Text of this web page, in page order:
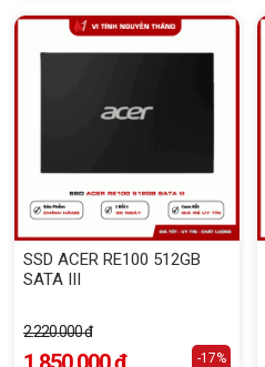
SSD ACER RE100 512GB
SATA III
2.220.000 đ
-17%